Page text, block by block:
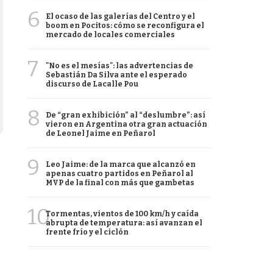
6
El ocaso de las galerías del Centro y el
boom en Pocitos: cómo se reconfigura el
mercado de locales comerciales
7
"No es el mesías": las advertencias de
Sebastián Da Silva ante el esperado
discurso de Lacalle Pou
8
De “gran exhibición” al “deslumbre”: así
vieron en Argentina otra gran actuación
de Leonel Jaime en Peñarol
9
Leo Jaime: de la marca que alcanzó en
apenas cuatro partidos en Peñarol al
MVP de la final con más que gambetas
10Tormentas, vientos de 100 km/h y caída
abrupta de temperatura: así avanzan el
frente frío y el ciclón